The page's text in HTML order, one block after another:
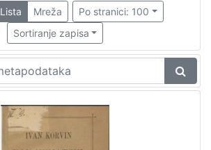
Lista Mreža
Po stranici: 100
Sortiranje zapisa